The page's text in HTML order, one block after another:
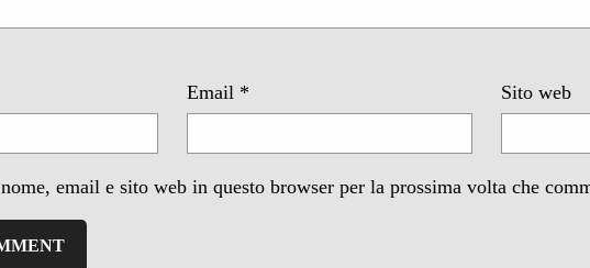
Email * Sito web
email e sito web in questo browser per la prossima volta che